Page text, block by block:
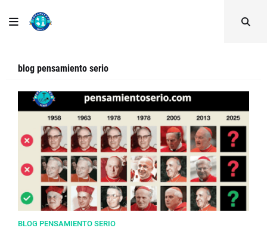
blog pensamiento serio
BLOG PENSAMIENTO SERIO